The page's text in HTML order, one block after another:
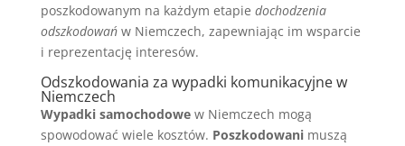
poszkodowanym na każdym etapie dochodzenia
odszkodowańw Niemczech, zapewniając im wsparcie
i reprezentację interesów.
Odszkodowania za wypadki komunikacyjne w
Niemczech
Wypadki samochodowew Niemczech mogą
spowodować wiele kosztów. Poszkodowanimuszą